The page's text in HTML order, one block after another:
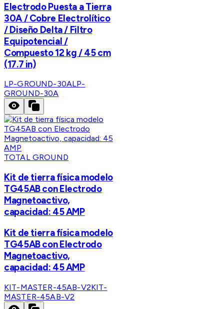
Electrodo Puesta a Tierra
30A / Cobre Electrolítico
/ Diseño Delta / Filtro
Equipotencial /
Compuesto 12 kg / 45 cm
(17.7 in)
LP-GROUND-30ALP-
GROUND-30A
TOTAL GROUND
Kit de tierra física modelo
TG45AB con Electrodo
Magnetoactivo,
capacidad: 45 AMP
Kit de tierra física modelo
TG45AB con Electrodo
Magnetoactivo,
capacidad: 45 AMP
KIT-MASTER-45AB-V2KIT-
MASTER-45AB-V2